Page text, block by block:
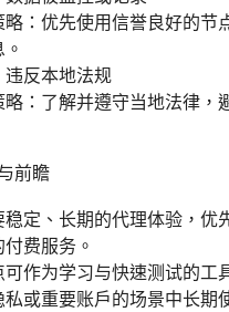
略：优先使用信誉良好的节
违反本地法规
略：了解并遵守当地法律，
前瞻
稳定、长期的代理体验，优
费服务。
可作为学习与快速测试的工
私或重要账户的场景中长期